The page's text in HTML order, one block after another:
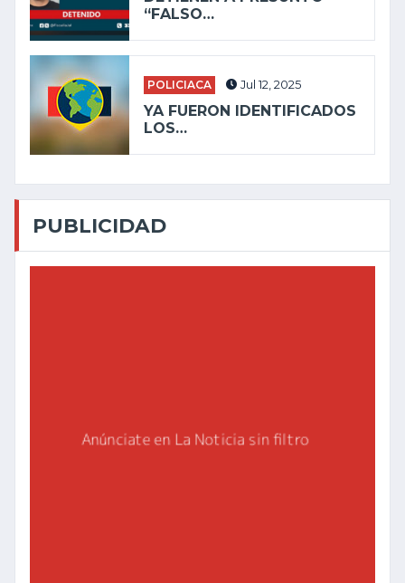
“FALSO…
POLICIACA Jul 12, 2025
YA FUERON IDENTIFICADOS
LOS…
PUBLICIDAD